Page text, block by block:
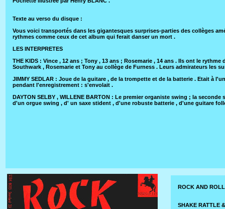
Texte au verso du disque :
Vous voici transportés dans les gigantesques surprises-parties des collèges
rythmes comme ceux de cet album qui ferait danser un mort .
LES INTERPRETES
THE KIDS : Vince , 12 ans ; Tony , 13 ans ; Rosemarie , 14 ans . Ils ont le
Southwark , Rosemarie et Tony au collège de Furness . Leurs admirateurs
JIMMY SEDLAR : Joue de la guitare , de la trompette et de la batterie . Etait à
pendant l'enregistrement : s'envolait .
DAYTON SELBY , WILLENE BARTON : Le premier organiste swing ; la
d'un orgue swing , d' un saxe stident , d'une robuste batterie , d'une guitare
ROCK AND
SHAKE RATTLE